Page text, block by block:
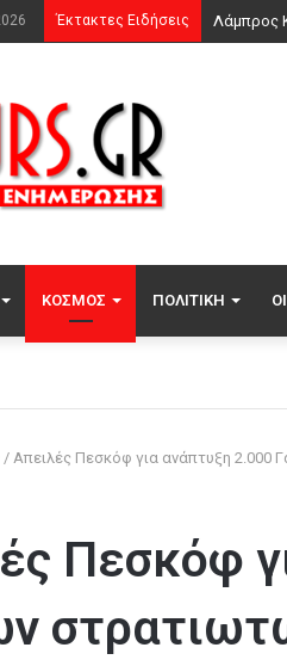
Έκτακτες Ειδήσεις
ΚΌΣΜΟΣ ΠΟΛΙΤΙΚΉ
/ Απειλές Πεσκόφ για ανάπτυξη 2.000
Πεσκόφ